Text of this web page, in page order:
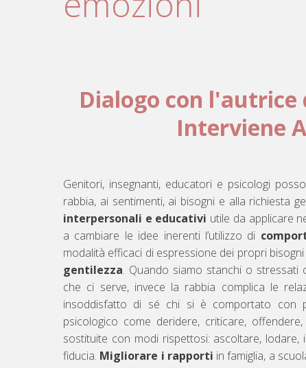
Dialogo con l'autrice
Interviene
Genitori, insegnanti, educatori e psicologi
rabbia, ai sentimenti, ai bisogni e alla richiesta
interpersonali e educativi utile da applicare
a cambiare le idee inerenti l’utilizzo di
modalità efficaci di espressione dei propri
gentilezza. Quando siamo stanchi o stressati
che ci serve, invece la rabbia complica le
insoddisfatto di sé chi si è comportato con
psicologico come deridere, criticare,
sostituite con modi rispettosi: ascoltare,
fiducia. Migliorare i rapporti in famiglia, a